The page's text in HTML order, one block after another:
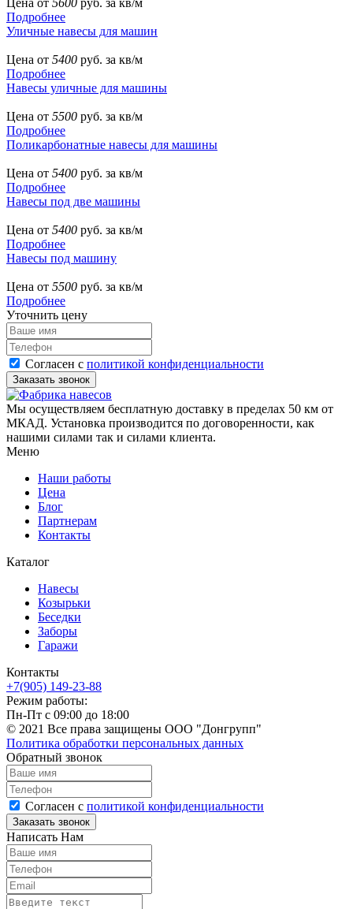
Подробнее
Уличные навесы для машин
Цена от 5400 руб. за кв/м
Подробнее
Навесы уличные для машины
Цена от 5500 руб. за кв/м
Подробнее
Поликарбонатные навесы для машины
Цена от 5400 руб. за кв/м
Подробнее
Навесы под две машины
Цена от 5400 руб. за кв/м
Подробнее
Навесы под машину
Цена от 5500 руб. за кв/м
Подробнее
Уточнить цену
Согласен с политикой конфиденциальности
Мы осуществляем бесплатную доставку в пределах 50 км от
МКАД. Установка производится по договоренности, как
нашими силами так и силами клиента.
Меню
Наши работы
Цена
Блог
Партнерам
Контакты
Каталог
Навесы
Козырьки
Беседки
Заборы
Гаражи
Контакты
+7(905) 149-23-88
Режим работы:
Пн-Пт с 09:00 до 18:00
© 2021 Все права защищены ООО "Донгрупп"
Политика обработки персональных данных
Обратный звонок
Согласен с политикой конфиденциальности
Написать Нам